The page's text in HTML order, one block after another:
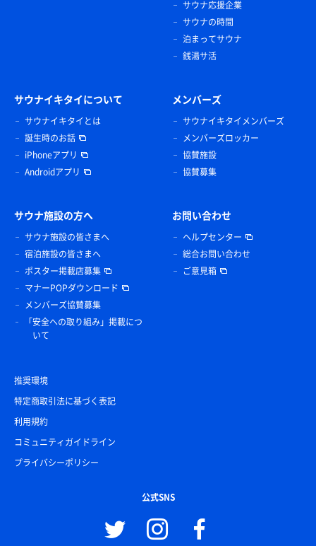
サウナ応援企業
サウナの時間
泊まってサウナ
銭湯サ活
サウナイキタイについて
サウナイキタイとは
誕生時のお話
iPhoneアプリ
Androidアプリ
メンバーズ
サウナイキタイメンバーズ
メンバーズロッカー
協賛施設
協賛募集
サウナ施設の方へ
サウナ施設の皆さまへ
宿泊施設の皆さまへ
ポスター掲載店募集
マナーPOPダウンロード
メンバーズ協賛募集
「安全への取り組み」掲載につ
いて
お問い合わせ
ヘルプセンター
総合お問い合わせ
ご意見箱
推奨環境
特定商取引法に基づく表記
利用規約
コミュニティガイドライン
プライバシーポリシー
公式SNS